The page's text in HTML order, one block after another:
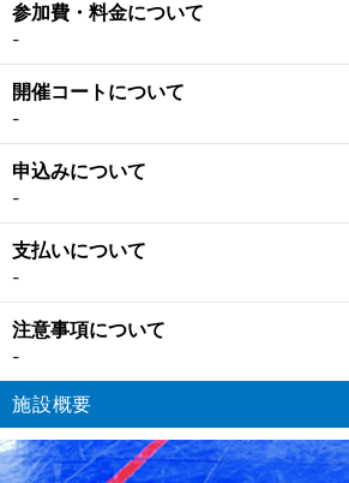
参加費・料金について
-
開催コートについて
-
申込みについて
-
支払いについて
-
注意事項について
-
施設概要